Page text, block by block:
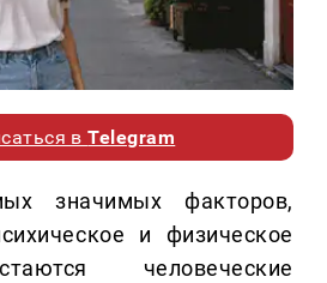
вTelegram
значимых факторов,
и физическое
человеческие